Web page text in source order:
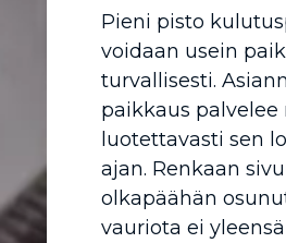
Pieni pisto
voidaan usein
turvallisesti.
paikkaus palvelee
luotettavasti sen
ajan. Renkaan
olkapäähän
vauriota ei